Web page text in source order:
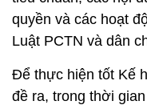
quyền và các hoạt
Luật PCTN và dân
Để thực hiện tốt Kế
đề ra, trong thời